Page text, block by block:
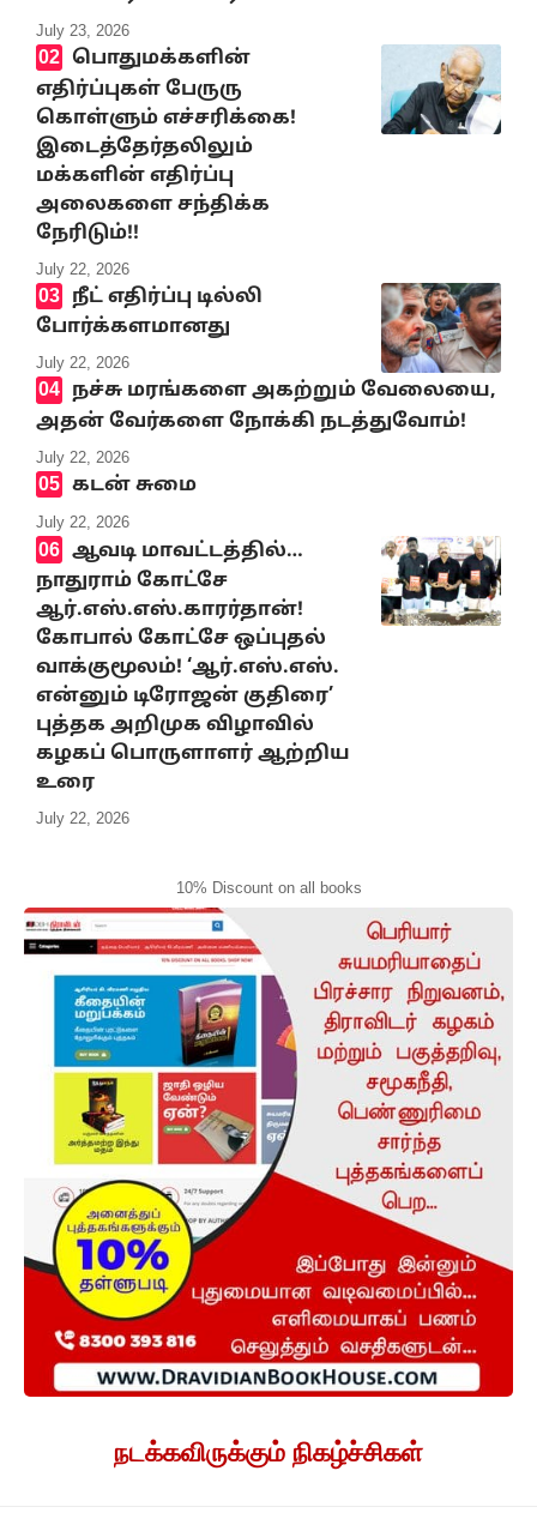
July 23, 2026
பொதுமக்களின்
எதிர்ப்புகள் பேருரு
கொள்ளும் எச்சரிக்கை!
இடைத்தேர்தலிலும்
மக்களின் எதிர்ப்பு
அலைகளை சந்திக்க
நேரிடும்!!
July 22, 2026
நீட் எதிர்ப்பு டில்லி
போர்க்களமானது
July 22, 2026
நச்சு மரங்களை அகற்றும் வேலையை,
அதன் வேர்களை நோக்கி நடத்துவோம்!
July 22, 2026
கடன் சுமை
July 22, 2026
ஆவடி மாவட்டத்தில்…
நாதுராம் கோட்சே
ஆர்.எஸ்.எஸ்.காரர்தான்!
கோபால் கோட்சே ஒப்புதல்
வாக்குமூலம்! ‘ஆர்.எஸ்.எஸ்.
என்னும் டிரோஜன் குதிரை’
புத்தக அறிமுக விழாவில்
கழகப் பொருளாளர் ஆற்றிய
உரை
July 22, 2026
10% Discount on all books
நடக்கவிருக்கும் நிகழ்ச்சிகள்